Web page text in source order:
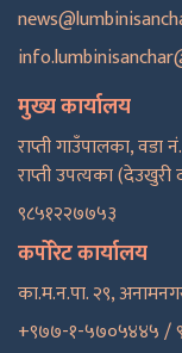
मुख्य कार्यालय
राप्ती गाउँपालका, वडा
राप्ती उपत्यका (देउखुरी
९८५१२२७७५३
कर्पोरेट कार्यालय
का.म.न.पा. २९,
+९७७-१-५७०५४४५ /